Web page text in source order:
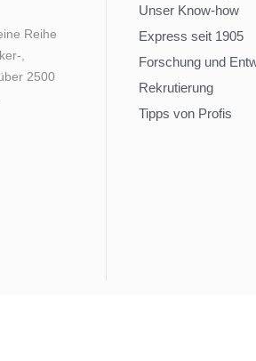
Reihe
,
2500
Unser Know-how
Express seit 1905
Forschung und
Rekrutierung
Tipps von Profis